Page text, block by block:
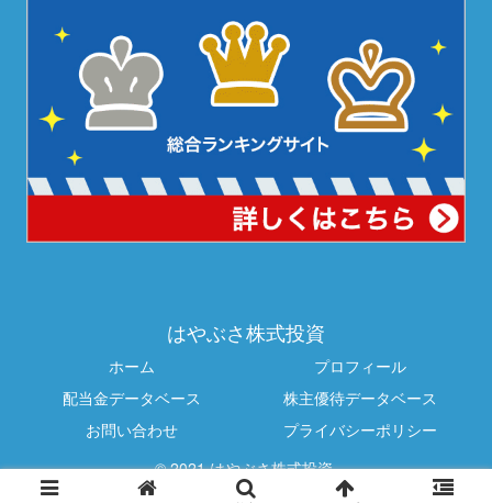
はやぶさ株式投資
ホーム
プロフィール
配当金データベース
株主優待データベース
お問い合わせ
プライバシーポリシー
© 2021 はやぶさ株式投資.